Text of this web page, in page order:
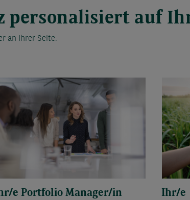
personalisiert auf
an Ihrer Seite.
e Portfolio Manager/in
Ihr/e